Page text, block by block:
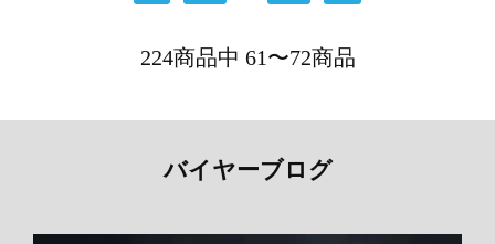
224商品中 61〜72商品
バイヤーブログ